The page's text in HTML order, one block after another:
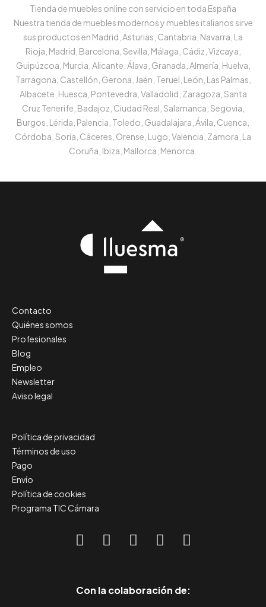
Tienda de muebles online con servicio en toda España
Nuestra tienda de muebles modernos y muebles italianos sirve
sus productos en Madrid, Asturias, Cantabria, Navarra, La
Rioja, Madrid, Barcelona, Sevilla, Málaga, Cádiz, Vizcaya,
Guipúzcoa, Murcia, Alicante, Álava, Granada, Almería, Huelva,
Tarragona, Castellón, Gerona, Jaén, Teruel, León, Las Palmas,
Albacete, Huesca, Pontevedra, Valladolid, Zaragoza, Santa
Cruz Tenerife, Badajoz, Ciudad Real, Salamanca, Segovia,
Burgos, Lérida, Palencia, Toledo, Guadalajara, Ávila, Cuenca,
Córdoba, Soria, Cáceres, Orense, Lugo, Valencia, Zamora, La
Coruña, Ibiza, Mallorca, Menorca.
Contacto
Quiénes somos
Profesionales
Blog
Empleo
Newsletter
Aviso legal
Política de privacidad
Términos de uso
Pago
Envío
Política de cookies
Programa TIC Cámara
Con la colaboración de: